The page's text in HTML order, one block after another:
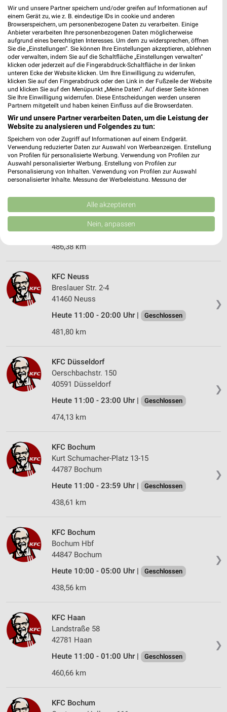
KFC Gelsenkirchen
Willy-Brandt-Allee 52a
45891 Gelsenkirchen
Heute 11:00 - 23:59 Uhr | Geschlossen
446,19 km
KFC Wesel
Im Buttendicksfeld 1
46485 Wesel
Heute 11:00 - 23:00 Uhr | Geschlossen
469,84 km
❯
Neersener Straße 3
41564 Kaarst
Heute 11:00 - 23:00 Uhr | Geschlossen
486,38 km
❯
KFC Neuss
Breslauer Str. 2-4
41460 Neuss
Heute 11:00 - 20:00 Uhr |
Geschlossen
481,80 km
❯
KFC Düsseldorf
Oerschbachstr. 150
40591 Düsseldorf
Heute 11:00 - 23:00 Uhr |
Geschlossen
474,13 km
❯
KFC Bochum
Kurt Schumacher-Platz 13-15
44787 Bochum
Heute 11:00 - 23:59 Uhr |
Geschlossen
438,61 km
❯
KFC Bochum
Bochum Hbf
44847 Bochum
Heute 10:00 - 05:00 Uhr |
Geschlossen
438,56 km
❯
KFC Haan
Landstraße 58
42781 Haan
Heute 11:00 - 01:00 Uhr |
Geschlossen
460,66 km
KFC Bochum
Wir und unsere Partner speichern und/oder greifen auf Informationen auf
einem Gerät zu, wie z. B. eindeutige IDs in cookie und anderen
Browserspeichern, um personenbezogene Daten zu verarbeiten. Einige
Anbieter verarbeiten Ihre personenbezogenen Daten möglicherweise
aufgrund eines berechtigten Interesses. Um dem zu widersprechen, öffnen
Sie die „Einstellungen“. Sie können Ihre Einstellungen akzeptieren, ablehnen
oder verwalten, indem Sie auf die Schaltfläche „Einstellungen verwalten“
klicken oder jederzeit auf die Fingerabdruck-Schaltfläche in der linken
unteren Ecke der Website klicken. Um Ihre Einwilligung zu widerrufen,
klicken Sie auf den Fingerabdruck oder den Link in der Fußzeile der Website
und klicken Sie auf den Menüpunkt „Meine Daten“. Auf dieser Seite können
Sie Ihre Einwilligung widerrufen. Diese Entscheidungen werden unseren
Partnern mitgeteilt und haben keinen Einfluss auf die Browserdaten.
Wir und unsere Partner verarbeiten Daten, um die Leistung der
Website zu analysieren und Folgendes zu tun:
Speichern von oder Zugriff auf Informationen auf einem Endgerät.
Verwendung reduzierter Daten zur Auswahl von Werbeanzeigen. Erstellung
von Profilen für personalisierte Werbung. Verwendung von Profilen zur
Auswahl personalisierter Werbung. Erstellung von Profilen zur
Personalisierung von Inhalten. Verwendung von Profilen zur Auswahl
personalisierter Inhalte. Messung der Werbeleistung. Messung der
Kombinationen von Daten aus verschiedenen Quellen. Entwicklung und
Verbesserung der Angebote. Verwendung reduzierter Daten zur Auswahl
von Inhalten.
Daten können außerhalb der Europäischen Union weitergegeben und in die
USA gesendet werden.
Website/App.
Wir nutzen Ihre Daten für folgende Zwecke:
IAB-Verarbeitungszwecke:
Speichern von oder Zugriff auf Informationen
auf einem Endgerät
Verwendung reduzierter Daten zur Auswahl von
Erstellung von Profilen für personalisierte
Werbung
Verwendung von Profilen zur Auswahl
personalisierter Werbung
Erstellung von Profilen zur Personalisierung
Verwendung von Profilen zur Auswahl
personalisierter Inhalte
Messung der Werbeleistung
Messung der Performance von Inhalten
Kombinationen von Daten aus verschiedenen
Quellen
Entwicklung und Verbesserung der Angebote
Verwendung reduzierter Daten zur Auswahl von
Verwendung genauer Standortdaten
Geräte anhand von aktiv angeforderten
Informationen identifizieren
Performance
Alle akzeptieren
Nein, anpassen